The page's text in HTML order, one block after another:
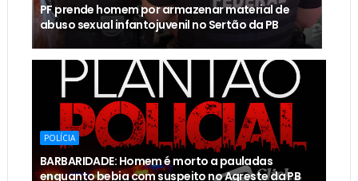
PF prende homem por armazenar material de
abuso sexual infantojuvenil no Sertão da PB
POLÍCIA
BARBARIDADE: Homem é morto a pauladas
enquanto bebia com suspeito no Agreste da PB